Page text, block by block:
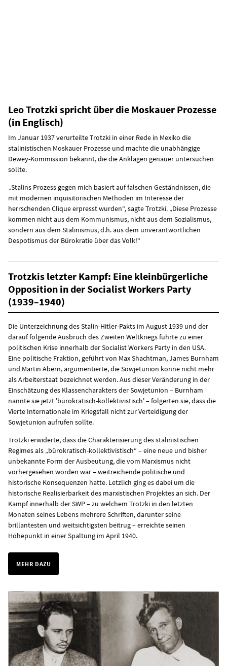
Leo Trotzki spricht über die Moskauer Prozesse
(in Englisch)
Im Januar 1937 verurteilte Trotzki in einer Rede in Mexiko die
stalinistischen Moskauer Prozesse und machte die unabhängige
Dewey-Kommission bekannt, die die Anklagen genauer untersuchen
sollte.
„Stalins Prozess gegen mich basiert auf falschen Geständnissen, die
mit modernen inquisitorischen Methoden im Interesse der
herrschenden Clique erpresst wurden“, sagte Trotzki. „Diese Prozesse
kommen nicht aus dem Kommunismus, nicht aus dem Sozialismus,
sondern aus dem Stalinismus, d.h. aus dem unverantwortlichen
Despotismus der Bürokratie über das Volk!“
Trotzkis letzter Kampf: Eine kleinbürgerliche
Opposition in der Socialist Workers Party
(1939–1940)
Die Unterzeichnung des Stalin-Hitler-Pakts im August 1939 und der
darauf folgende Ausbruch des Zweiten Weltkriegs führte zu einer
politischen Krise innerhalb der Socialist Workers Party in den USA.
Eine politische Fraktion, geführt von Max Shachtman, James Burnham
und Martin Abern, argumentierte, die Sowjetunion könne nicht mehr
als Arbeiterstaat bezeichnet werden. Aus dieser Veränderung in der
Einschätzung des Klassencharakters der Sowjetunion – Burnham
nannte sie jetzt 'bürokratisch-kollektivistisch' – folgerten sie, dass die
Vierte Internationale im Kriegsfall nicht zur Verteidigung der
Sowjetunion aufrufen sollte.
Trotzki erwiderte, dass die Charakterisierung des stalinistischen
Regimes als „bürokratisch-kollektivistisch“ – eine neue und bisher
unbekannte Form der Ausbeutung, die vom Marxismus nicht
vorhergesehen worden war – weitreichende politische und
historische Konsequenzen hatte. Letzlich ging es dabei um die
historische Realisierbarkeit des marxistischen Projektes an sich. Der
Kampf innerhalb der SWP – zu welchem Trotzki in den letzten
Monaten seines Lebens mehrere Schriften, darunter seine
brillantesten und weitsichtigsten beitrug – erreichte seinen
Höhepunkt in einer Spaltung im April 1940.
MEHR DAZU